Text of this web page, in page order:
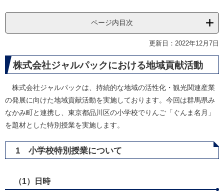
ページ内目次
更新日：2022年12月7日
株式会社ジャルパックにおける地域貢献活動
株式会社ジャルパックは、持続的な地域の活性化・観光関連産業
の発展に向けた地域貢献活動を実施しております。今回は群馬県み
なかみ町と連携し、東京都品川区の小学校でりんご「ぐんま名月」
を題材とした特別授業を実施します。
1 小学校特別授業について
（1）日時